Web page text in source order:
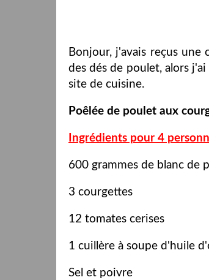
Bonjour, j'avais reçus une
des dés de poulet, alors
site de cuisine.
Poêlée de poulet aux
Ingrédients pour 4
600 grammes de blanc de
3 courgettes
12 tomates cerises
1 cuillère à soupe d'huile
Sel et poivre